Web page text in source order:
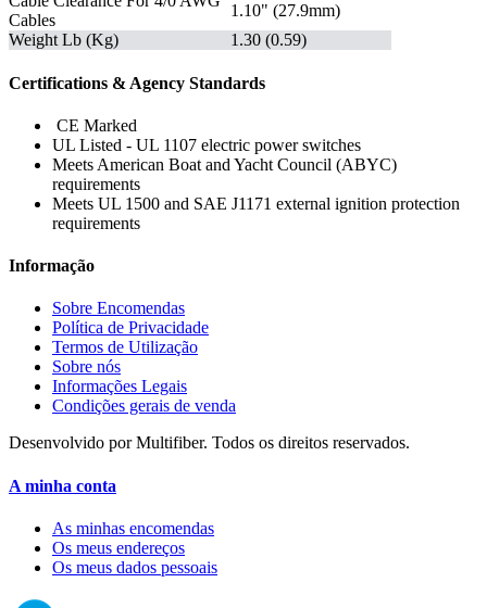
Cables
1.10" (27.9mm)
Weight Lb (Kg)
1.30 (0.59)
Certifications & Agency Standards
CE Marked
UL Listed - UL 1107 electric power switches
Meets American Boat and Yacht Council (ABYC)
requirements
Meets UL 1500 and SAE J1171 external ignition protection
requirements
Informação
Sobre Encomendas
Política de Privacidade
Termos de Utilização
Sobre nós
Informações Legais
Condições gerais de venda
Desenvolvido por Multifiber. Todos os direitos reservados.
A minha conta
As minhas encomendas
Os meus endereços
Os meus dados pessoais